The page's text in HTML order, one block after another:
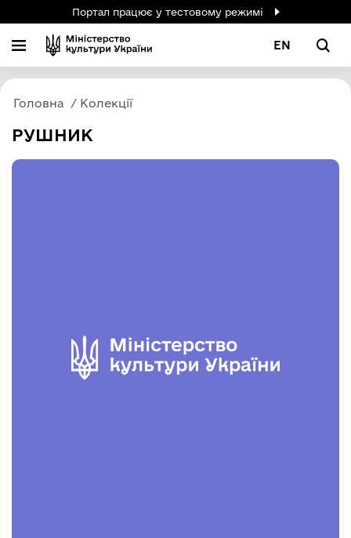
Портал працює у тестовому режимі
EN
Головна Колекції
РУШНИК